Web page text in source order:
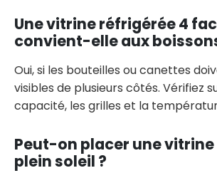
Une vitrine réfrigérée 4
convient-elle aux
Oui, si les bouteilles ou canettes
visibles de plusieurs côtés. Vérifiez
capacité, les grilles et la
Peut-on placer une vitrine
plein soleil ?